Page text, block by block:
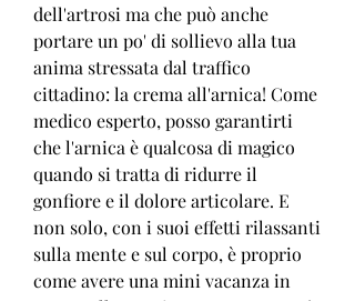
dell'artrosi ma che può anche
portare un po' di sollievo alla tua
anima stressata dal traffico
cittadino: la crema all'arnica! Come
medico esperto, posso garantirti
che l'arnica è qualcosa di magico
quando si tratta di ridurre il
gonfiore e il dolore articolare. E
non solo, con i suoi effetti rilassanti
sulla mente e sul corpo, è proprio
come avere una mini vacanza in